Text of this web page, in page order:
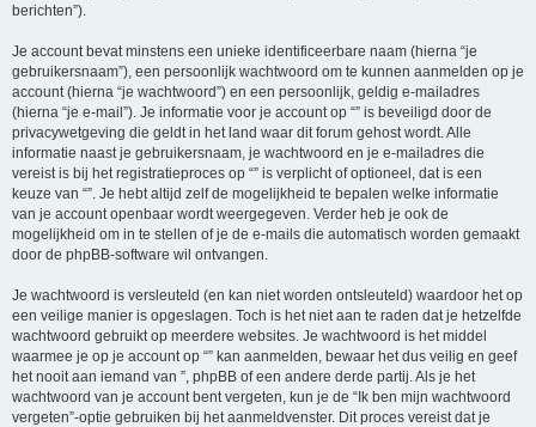
berichten”).
Je account bevat minstens een unieke identificeerbare naam (hierna “je
gebruikersnaam”), een persoonlijk wachtwoord om te kunnen aanmelden op je
account (hierna “je wachtwoord”) en een persoonlijk, geldig e-mailadres
(hierna “je e-mail”). Je informatie voor je account op “” is beveiligd door de
privacywetgeving die geldt in het land waar dit forum gehost wordt. Alle
informatie naast je gebruikersnaam, je wachtwoord en je e-mailadres die
vereist is bij het registratieproces op “” is verplicht of optioneel, dat is een
keuze van “”. Je hebt altijd zelf de mogelijkheid te bepalen welke informatie
van je account openbaar wordt weergegeven. Verder heb je ook de
mogelijkheid om in te stellen of je de e-mails die automatisch worden gemaakt
door de phpBB-software wil ontvangen.
Je wachtwoord is versleuteld (en kan niet worden ontsleuteld) waardoor het op
een veilige manier is opgeslagen. Toch is het niet aan te raden dat je hetzelfde
wachtwoord gebruikt op meerdere websites. Je wachtwoord is het middel
waarmee je op je account op “” kan aanmelden, bewaar het dus veilig en geef
het nooit aan iemand van ”, phpBB of een andere derde partij. Als je het
wachtwoord van je account bent vergeten, kun je de “Ik ben mijn wachtwoord
vergeten”-optie gebruiken bij het aanmeldvenster. Dit proces vereist dat je